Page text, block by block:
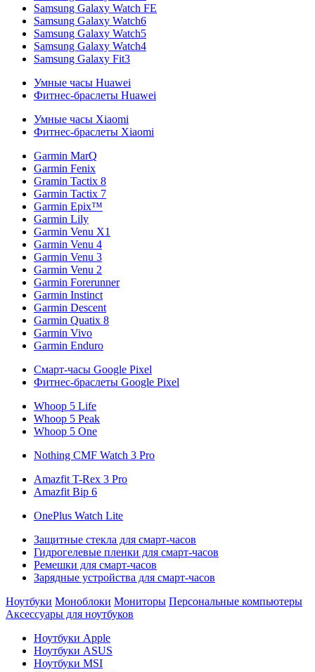
Samsung Galaxy Watch FE
Samsung Galaxy Watch6
Samsung Galaxy Watch5
Samsung Galaxy Watch4
Samsung Galaxy Fit3
Умные часы Huawei
Фитнес-браслеты Huawei
Умные часы Xiaomi
Фитнес-браслеты Xiaomi
Garmin MarQ
Garmin Fenix
Gramin Tactix 8
Garmin Tactix 7
Garmin Epix™
Garmin Lily
Garmin Venu X1
Garmin Venu 4
Garmin Venu 3
Garmin Venu 2
Garmin Forerunner
Garmin Instinct
Garmin Descent
Garmin Quatix 8
Garmin Vivo
Garmin Enduro
Смарт-часы Google Pixel
Фитнес-браслеты Google Pixel
Whoop 5 Life
Whoop 5 Peak
Whoop 5 One
Nothing CMF Watch 3 Pro
Amazfit T-Rex 3 Pro
Amazfit Bip 6
OnePlus Watch Lite
Защитные стекла для смарт-часов
Гидрогелевые пленки для смарт-часов
Ремешки для смарт-часов
Зарядные устройства для смарт-часов
Ноутбуки Моноблоки Мониторы Персональные компьютеры
Аксессуары для ноутбуков
Ноутбуки Apple
Ноутбуки ASUS
Ноутбуки MSI